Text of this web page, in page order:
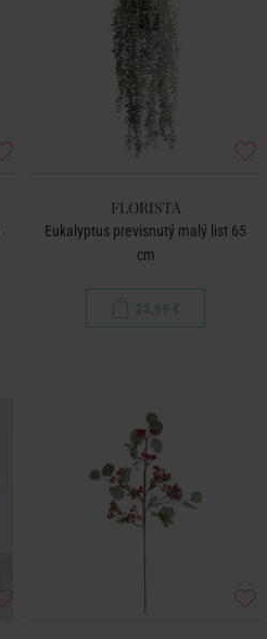
FLORISTA
Eukalyptus previsnutý malý list 65
cm
23,99 €